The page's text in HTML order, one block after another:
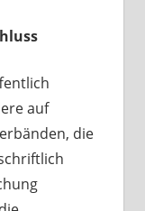
auf
die